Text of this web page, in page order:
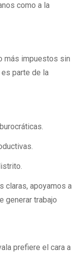
como a la
más impuestos sin
parte de la
claras, apoyamos a
generar trabajo
prefiere el cara a